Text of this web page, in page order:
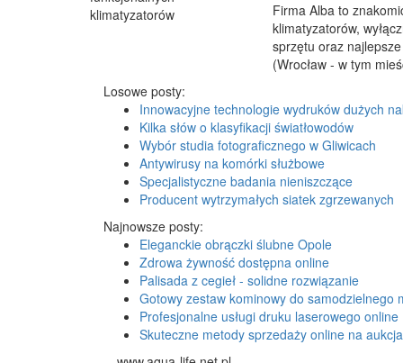
Firma Alba to
klimatyzatorów,
sprzętu oraz
(Wrocław - w tym
Losowe posty:
Innowacyjne technologie wydruków dużych
Kilka słów o klasyfikacji światłowodów
Wybór studia fotograficznego w Gliwicach
Antywirusy na komórki służbowe
Specjalistyczne badania nieniszczące
Producent wytrzymałych siatek zgrzewanych
Najnowsze posty:
Eleganckie obrączki ślubne Opole
Zdrowa żywność dostępna online
Palisada z cegieł - solidne rozwiązanie
Gotowy zestaw kominowy do samodzielnego
Profesjonalne usługi druku laserowego online
Skuteczne metody sprzedaży online na